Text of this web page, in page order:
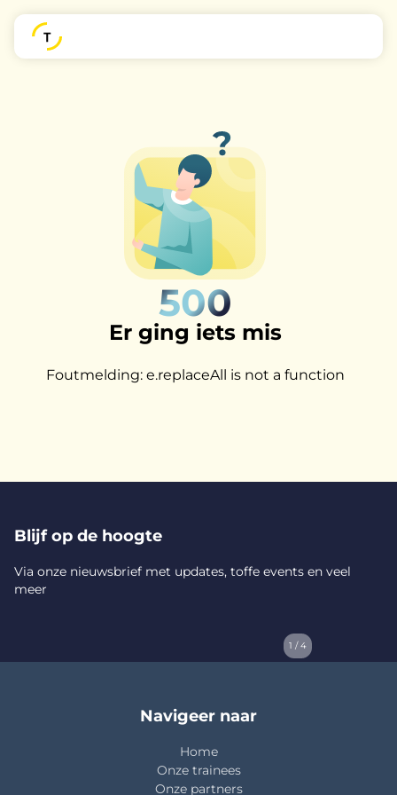
500
Er ging iets mis
Foutmelding: e.replaceAll is not a function
Blijf op de hoogte
Via onze nieuwsbrief met updates, toffe events en veel
meer
1 / 4
Navigeer naar
Home
Onze trainees
Onze partners